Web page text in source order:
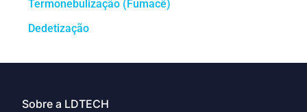
Termonebulização (Fumacê)
Dedetização
Sobre a LDTECH